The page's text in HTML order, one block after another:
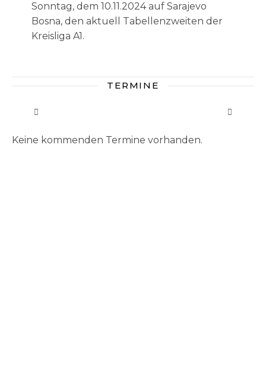
Sonntag, dem 10.11.2024 auf Sarajevo
Bosna, den aktuell Tabellenzweiten der
Kreisliga A1.
TERMINE
Keine kommenden Termine vorhanden.